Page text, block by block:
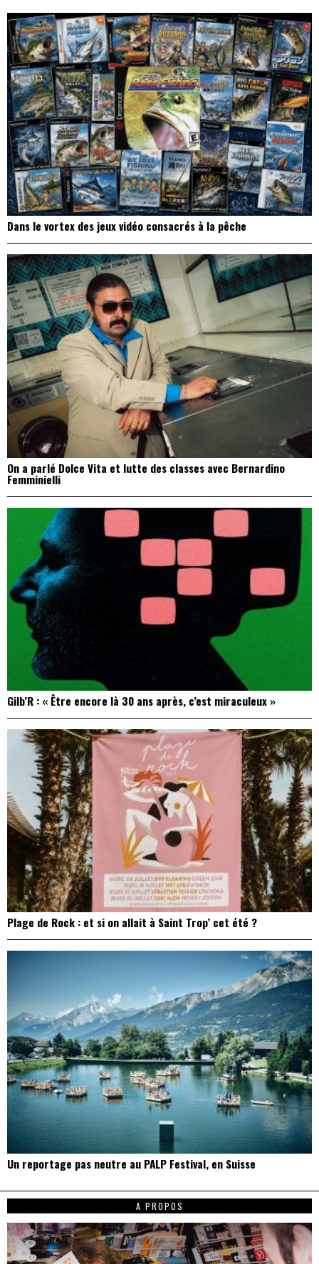
Dans le vortex des jeux vidéo consacrés à la pêche
On a parlé Dolce Vita et lutte des classes avec Bernardino
Femminielli
Gilb’R : « Être encore là 30 ans après, c’est miraculeux »
Plage de Rock : et si on allait à Saint Trop’ cet été ?
Un reportage pas neutre au PALP Festival, en Suisse
A PROPOS